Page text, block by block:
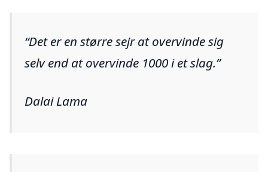
Det er en større sejr at overvinde sig
selv end at overvinde 1000 i et slag.
Dalai Lama